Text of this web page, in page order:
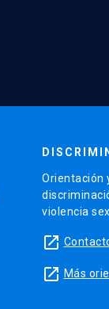
Orientación
violencia
launch
launch Más